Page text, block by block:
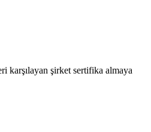
karşılayan şirket sertifika almaya